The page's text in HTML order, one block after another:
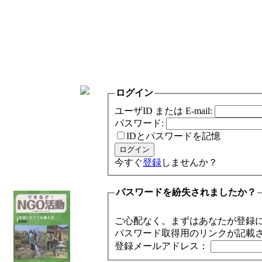
ログイン
ユーザID または E-mail:
パスワード:
IDとパスワードを記憶
今すぐ登録しませんか？
パスワードを紛失されましたか？
ご心配なく。まずはあなたが登録
パスワード取得用のリンクが記載
登録メールアドレス：